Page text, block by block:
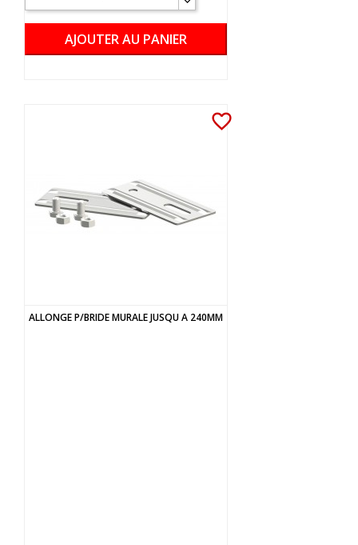
AJOUTER AU PANIER
favorite_border
ALLONGE P/BRIDE MURALE JUSQU A 240MM